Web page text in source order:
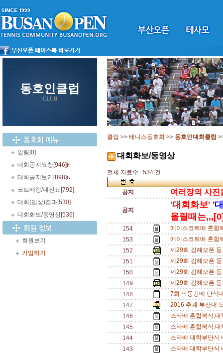
동호인클럽
CLUB
알림 [0]
대회공지요청 [946]
대회공지보기 [898]
코트배정/대진표 [792]
대회(입상)결과[530]
대회화보/동영상[536]
회원보기
가입하기
클럽 >> 테니스동호회 >> 동호인대회클럽
대회화보/동영상
전체 자료수 : 534 건
공지 여러장의 사진
공지
'대회화보' '
올릴때는
154
에이스코트배 혼합
153
에이스코트배 혼합
152
제29회 김해오픈
151
제29회 김해오픈
150
제29회 김해오픈
149
제29회 김해오픈
148
7회 낙동강배 단식
147
2016 추계 부산대
146
스타배 혼합복식.
145
스타배 혼합복식.
144
스타배 대학부단
143
스타배 대학부단식